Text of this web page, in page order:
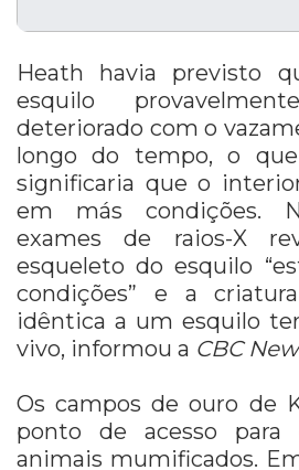
Heath havia previsto
esquilo
deteriorado com o
longo do tempo, o que
significaria que o
em más condições.
exames de raios-X
esqueleto do esquilo
condições” e a
idêntica a um esquilo
vivo, informou a CBC
Os campos de ouro de
ponto de acesso para
animais mumificados.